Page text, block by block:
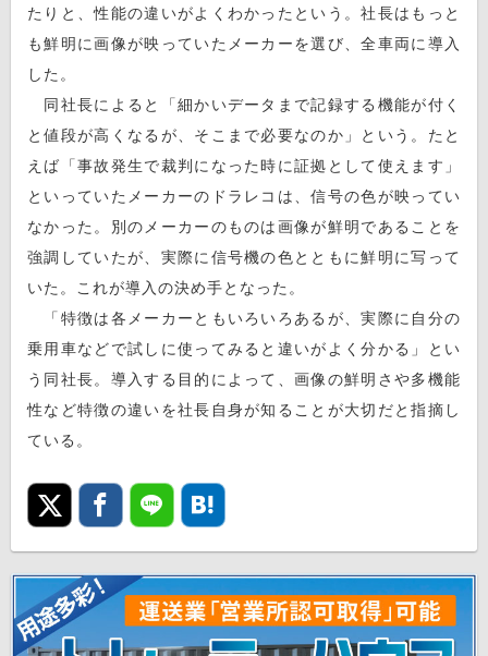
たりと、性能の違いがよくわかったという。社長はもっと
も鮮明に画像が映っていたメーカーを選び、全車両に導入
した。
同社長によると「細かいデータまで記録する機能が付く
と値段が高くなるが、そこまで必要なのか」という。たと
えば「事故発生で裁判になった時に証拠として使えます」
といっていたメーカーのドラレコは、信号の色が映ってい
なかった。別のメーカーのものは画像が鮮明であることを
強調していたが、実際に信号機の色とともに鮮明に写って
いた。これが導入の決め手となった。
「特徴は各メーカーともいろいろあるが、実際に自分の
乗用車などで試しに使ってみると違いがよく分かる」とい
う同社長。導入する目的によって、画像の鮮明さや多機能
性など特徴の違いを社長自身が知ることが大切だと指摘し
ている。